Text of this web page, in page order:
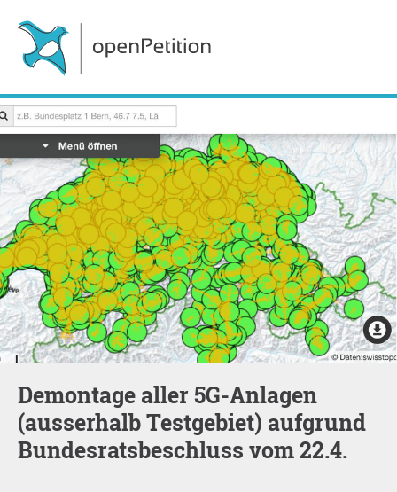
Demontage aller 5G-Anlagen
(ausserhalb Testgebiet) aufgrund
Bundesratsbeschluss vom 22.4.